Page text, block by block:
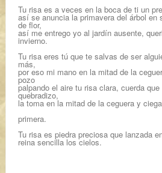
Tu risa es a veces en la boca de ti un
así se anuncia la primavera del árbol en
de flor,
así me entrego yo al jardín ausente,
invierno.
Tu risa eres tú que te salvas de ser
más,
por eso mi mano en la mitad de la
pozo
palpando el aire tu risa clara, cuerda
quebradizo,
la toma en la mitad de la ceguera y
ve por
primera.
Tu risa es piedra preciosa que lanzada
reina sencilla los cielos.